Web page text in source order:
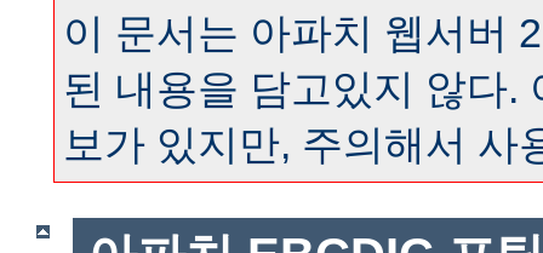
이 문서는 아파치 웹서버
된 내용을 담고있지 않다.
보가 있지만, 주의해서 사